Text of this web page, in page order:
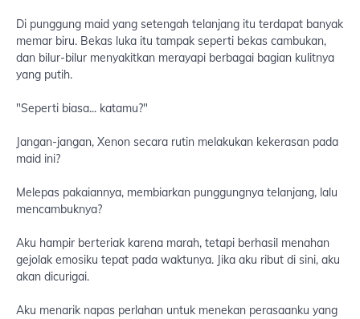
Di punggung maid yang setengah telanjang itu terdapat banyak
memar biru. Bekas luka itu tampak seperti bekas cambukan,
dan bilur-bilur menyakitkan merayapi berbagai bagian kulitnya
yang putih.
"Seperti biasa... katamu?"
Jangan-jangan, Xenon secara rutin melakukan kekerasan pada
maid ini?
Melepas pakaiannya, membiarkan punggungnya telanjang, lalu
mencambuknya?
Aku hampir berteriak karena marah, tetapi berhasil menahan
gejolak emosiku tepat pada waktunya. Jika aku ribut di sini, aku
akan dicurigai.
Aku menarik napas perlahan untuk menekan perasaanku yang